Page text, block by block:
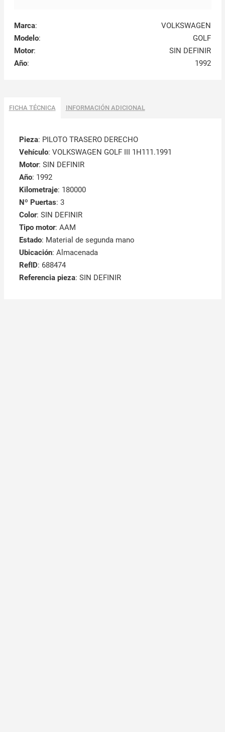
Marca:
VOLKSWAGEN
Modelo:
GOLF
Motor:
SIN DEFINIR
Año: 1992
FICHA TÉCNICA INFORMACIÓN ADICIONAL
Pieza: PILOTO TRASERO DERECHO
Vehículo: VOLKSWAGEN GOLF III 1H111.1991
Motor: SIN DEFINIR
Año: 1992
Kilometraje: 180000
Nº Puertas: 3
Color: SIN DEFINIR
Tipo motor: AAM
Estado: Material de segunda mano
Ubicación: Almacenada
RefID: 688474
Referencia pieza: SIN DEFINIR